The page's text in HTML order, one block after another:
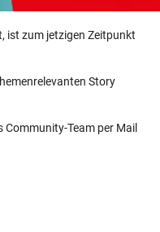
ist zum jetzigen Zeitpunkt
Story
Community-Team per Mail